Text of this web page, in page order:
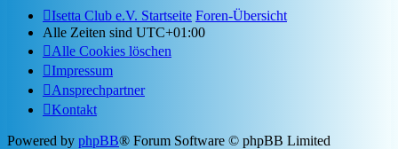
Isetta Club e.V. Startseite Foren-Übersicht
Alle Zeiten sind UTC+01:00
Alle Cookies löschen
Impressum
Ansprechpartner
Kontakt
Powered by phpBB® Forum Software © phpBB Limited